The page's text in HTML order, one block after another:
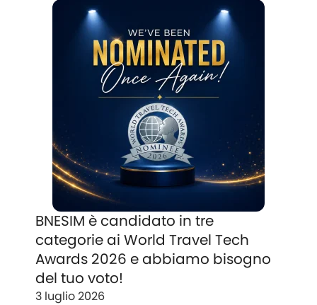
BNESIM è candidato in tre
categorie ai World Travel Tech
Awards 2026 e abbiamo bisogno
del tuo voto!
3 luglio 2026